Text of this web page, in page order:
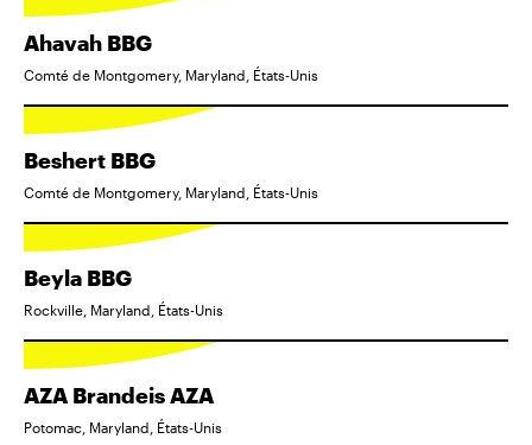
Ahavah BBG
Comté de Montgomery, Maryland, États-Unis
Beshert BBG
Comté de Montgomery, Maryland, États-Unis
Beyla BBG
Rockville, Maryland, États-Unis
AZA Brandeis AZA
Potomac, Maryland, États-Unis